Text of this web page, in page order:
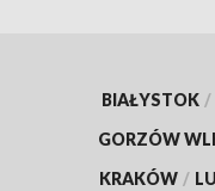
BIAŁYSTOK /
GORZÓW
KRAKÓW /